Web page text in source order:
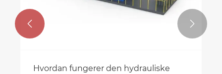
Hvordan fungerer den hydrauliske
 